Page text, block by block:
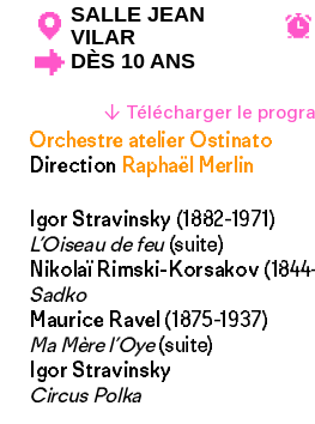
SALLE JEAN
VILAR
DÈS 10 ANS
↓ Télécharger le
Orchestre atelier Ostinato
Direction Raphaël Merlin
Igor Stravinsky (1882-1971)
L’Oiseau de feu(suite)
Nikolaï Rimski-Korsakov
Sadko
Maurice Ravel (1875-1937)
Ma Mère l’Oye(suite)
Igor Stravinsky
Circus Polka